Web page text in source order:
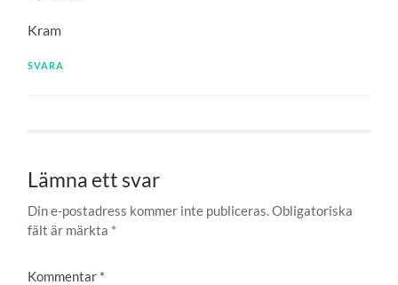
Kram
SVARA
Lämna ett svar
Din e-postadress kommer inte publiceras.Obligatoriska
fält är märkta *
Kommentar *